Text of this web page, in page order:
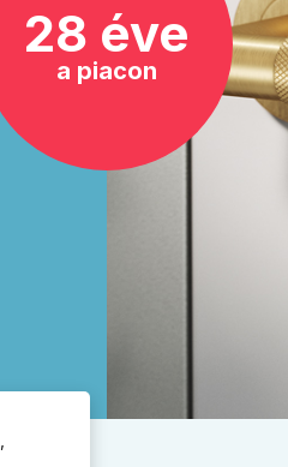
28 éve
a piacon